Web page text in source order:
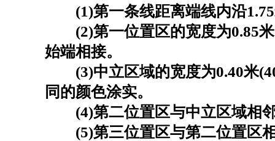
(1)第一条线距离端线内沿1.75
(2)第一位置区的宽度为0.85米
始端相接。
(3)中立区域的宽度为0.40米
同的颜色涂实。
(4)第二位置区与中立区域相邻
(5)第三位置区与第二位置区相